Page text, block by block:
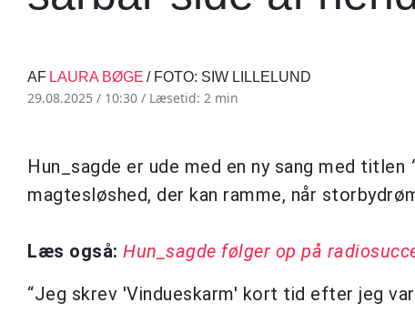
AF LAURA BØGE / FOTO: SIW LILLELUND
29.08.2025 / 10:30 / Læsetid: 2 min
Hun_sagde er ude med en ny sang med titlen
magtesløshed, der kan ramme, når
Læs også: Hun_sagde følger op på
“Jeg skrev 'Vindueskarm' kort tid efter jeg